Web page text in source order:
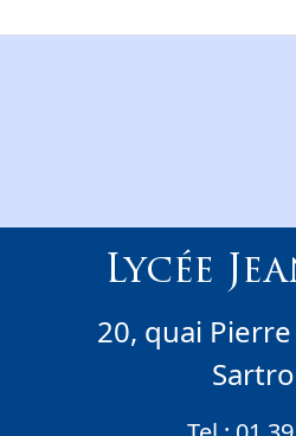
Lycée
20, quai